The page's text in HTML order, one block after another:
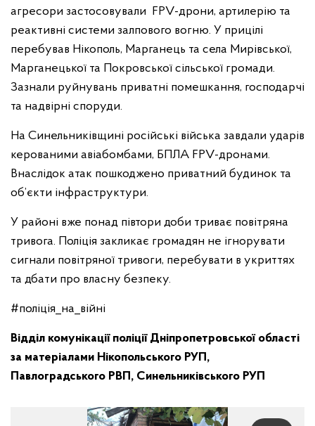
агресори застосовували FPV-дрони, артилерію та
реактивні системи залпового вогню. У прицілі
перебував Нікополь, Марганець та села Мирівської,
Марганецької та Покровської сільської громади.
Зазнали руйнувань приватні помешкання, господарчі
та надвірні споруди.
На Синельниківщині російські війська завдали ударів
керованими авіабомбами, БПЛА FPV-дронами.
Внаслідок атак пошкоджено приватний будинок та
об’єкти інфраструктури.
У районі вже понад півтори доби триває повітряна
тривога. Поліція закликає громадян не ігнорувати
сигнали повітряної тривоги, перебувати в укриттях
та дбати про власну безпеку.
#поліція_на_війні
Відділ комунікації поліції Дніпропетровської області
за матеріалами Нікопольського РУП,
Павлоградського РВП, Синельниківського РУП